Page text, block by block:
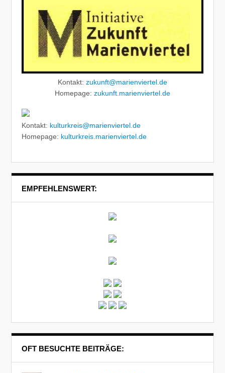
Kontakt: zukunft@marienviertel.de
Homepage: zukunft.marienviertel.de
Kontakt: kulturkreis@marienviertel.de
Homepage: kulturkreis.marienviertel.de
EMPFEHLENSWERT:
OFT BESUCHTE BEITRÄGE: